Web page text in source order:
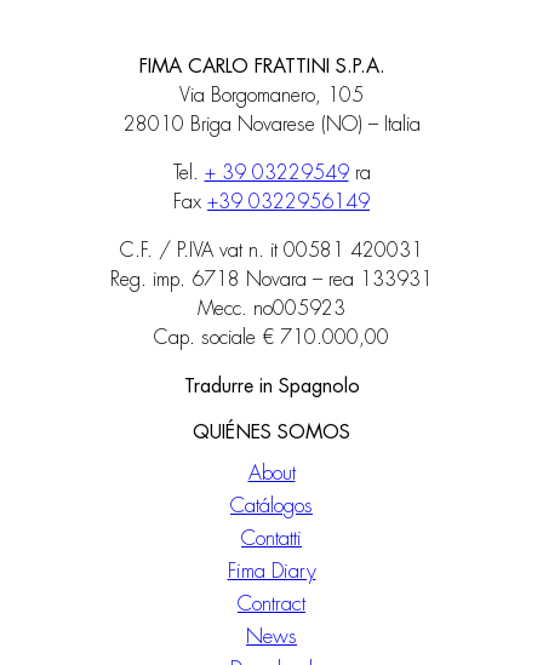
FIMA CARLO FRATTINI S.P.A.
Via Borgomanero, 105
28010 Briga Novarese (NO) – Italia
Tel. + 39 03229549ra
Fax +39 0322956149
C.F. / P.IVA vat n. it 00581 420031
Reg. imp. 6718 Novara – rea 133931
Mecc. no005923
Cap. sociale € 710.000,00
Tradurre in Spagnolo
QUIÉNES SOMOS
About
Catálogos
Contatti
Fima Diary
Contract
News